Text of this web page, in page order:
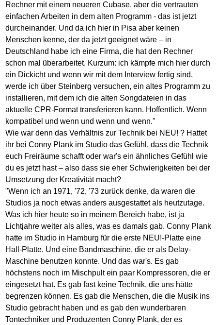
Rechner mit einem neueren Cubase, aber die vertrauten
einfachen Arbeiten in dem alten Programm - das ist jetzt
durcheinander. Und da ich hier in Pisa aber keinen
Menschen kenne, der da jetzt geeignet wäre – in
Deutschland habe ich eine Firma, die hat den Rechner
schon mal überarbeitet. Kurzum: ich kämpfe mich hier durch
ein Dickicht und wenn wir mit dem Interview fertig sind,
werde ich über Steinberg versuchen, ein altes Programm zu
installieren, mit dem ich die alten Songdateien in das
aktuelle CPR-Format transferieren kann. Hoffentlich. Wenn
kompatibel und wenn und wenn und wenn."
Wie war denn das Verhältnis zur Technik bei NEU! ? Hattet
ihr bei Conny Plank im Studio das Gefühl, dass die Technik
euch Freiräume schafft oder war's ein ähnliches Gefühl wie
du es jetzt hast – also dass sie eher Schwierigkeiten bei der
Umsetzung der Kreativität macht?
"Wenn ich an 1971, '72, '73 zurück denke, da waren die
Studios ja noch etwas anders ausgestattet als heutzutage.
Was ich hier heute so in meinem Bereich habe, ist ja
Lichtjahre weiter als alles, was es damals gab. Conny Plank
hatte im Studio in Hamburg für die erste NEU!-Platte eine
Hall-Platte. Und eine Bandmaschine, die er als Delay-
Maschine benutzen konnte. Und das war's. Es gab
höchstens noch im Mischpult ein paar Kompressoren, die er
eingesetzt hat. Es gab fast keine Technik, die uns hätte
begrenzen können. Es gab die Menschen, die die Musik ins
Studio gebracht haben und es gab den wunderbaren
Tontechniker und Produzenten Conny Plank, der es